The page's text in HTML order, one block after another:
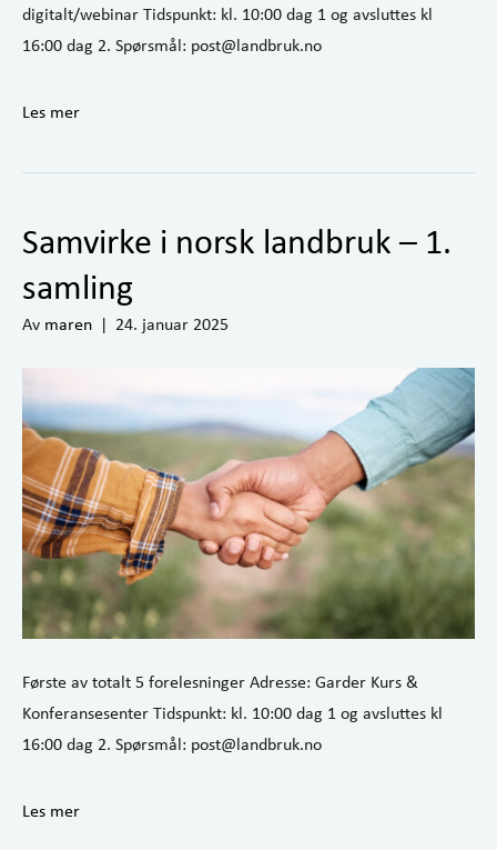
digitalt/webinar Tidspunkt: kl. 10:00 dag 1 og avsluttes kl
16:00 dag 2. Spørsmål: post@landbruk.no
Les mer
Samvirke i norsk landbruk – 1.
samling
Av maren | 24. januar 2025
Første av totalt 5 forelesninger Adresse: Garder Kurs &
Konferansesenter Tidspunkt: kl. 10:00 dag 1 og avsluttes kl
16:00 dag 2. Spørsmål: post@landbruk.no
Les mer